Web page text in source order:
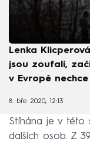
Lenka
jsou zoufalí,
v Evropě nechce
8. bře 2020, 12:13
Stíhána je v této
dalších osob. Z